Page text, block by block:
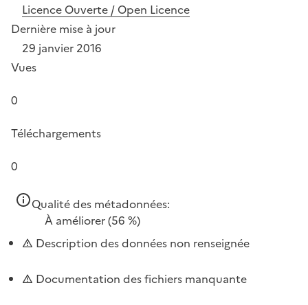
Licence Ouverte / Open Licence
Dernière mise à jour
29 janvier 2016
Vues
0
Téléchargements
0
Qualité des métadonnées:
À améliorer(56 %)
Description des données non renseignée
Documentation des fichiers manquante